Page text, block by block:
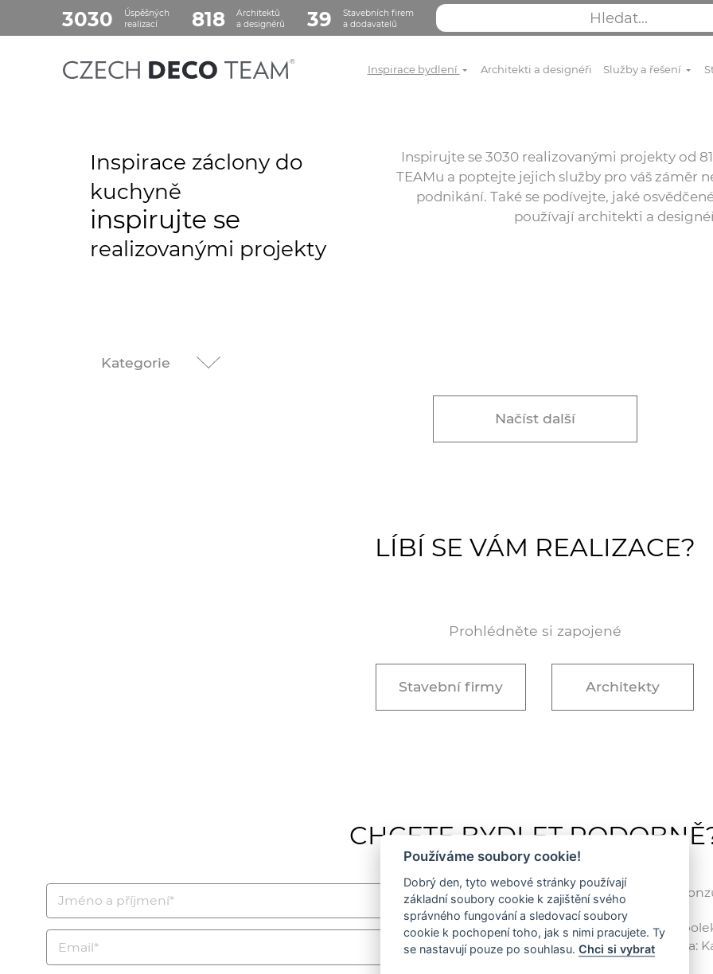
3030
Úspěšných
realizací
818
Architektů
a designérů
39
Stavebních firem
a dodavatelů
Inspirace bydlení Architekti a designéři Služby a řešení
Inspirace záclony do
kuchyně
inspirujte se
realizovanými projekty
Inspirujte se 3030 realizovanými projekty od
TEAMu a poptejte jejich služby pro váš záměr
podnikání. Také se podívejte, jaké
používají architekti a
Kategorie
Načíst další
LÍBÍ SE VÁM REALIZACE?
Prohlédněte si zapojené
Stavební firmy Architekty
CHCETE BYDLET
Rádi vám poradíme /
CZECH DECO TEAM,
Korespondenční adresa:
Používáme soubory cookie!
Dobrý den, tyto webové stránky používají
základní soubory cookie k zajištění svého
správného fungování a sledovací soubory
cookie k pochopení toho, jak s nimi pracujete. Ty
se nastavují pouze po souhlasu.Chci si vybrat